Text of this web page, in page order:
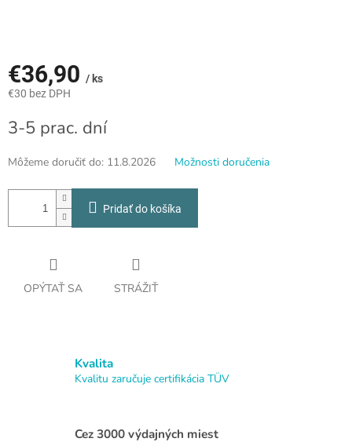
€36,90 / ks
€30 bez DPH
cena:
3-5 prac. dní
Môžeme doručiť do: 11.8.2026 Možnosti doručenia
Pridať do košíka
OPÝTAŤ SA STRÁŽIŤ
Kvalita
Kvalitu zaručuje certifikácia TÜV
Cez 3000 výdajných miest